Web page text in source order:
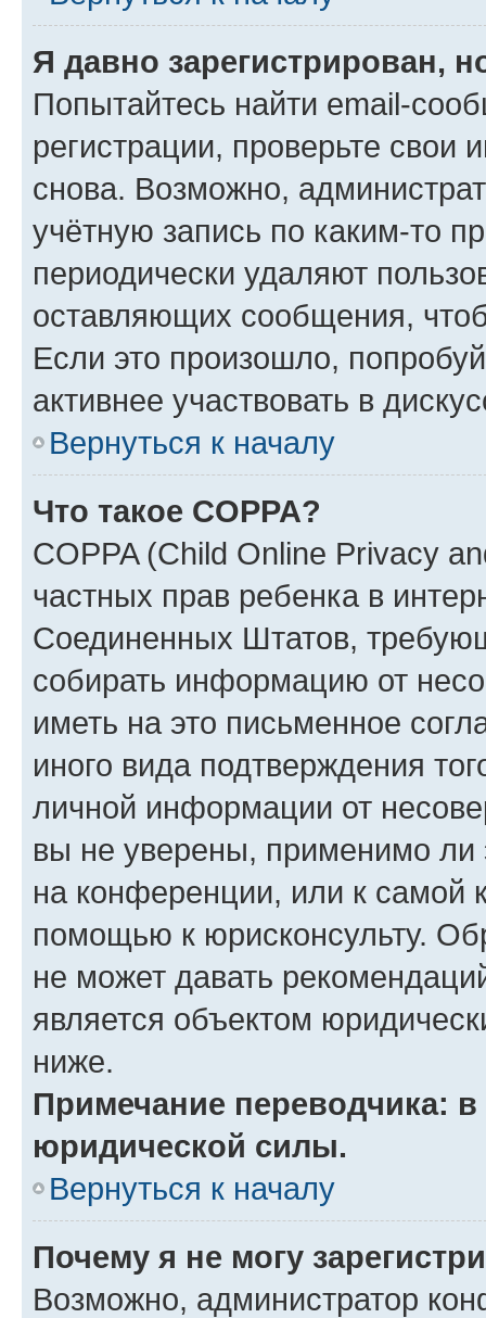
Я давно зарегистрирован,
Попытайтесь найти email-
регистрации, проверьте свои
снова. Возможно,
учётную запись по каким-то
периодически удаляют
оставляющих сообщения,
Если это произошло,
активнее участвовать в
Вернуться к началу
Что такое COPPA?
COPPA (Child Online Privacy
частных прав ребенка в
Соединенных Штатов,
собирать информацию от
иметь на это письменное
иного вида подтверждения
личной информации от
вы не уверены, применимо ли
на конференции, или к самой
помощью к юрисконсульту.
не может давать
является объектом
ниже.
Примечание переводчика:
юридической силы.
Вернуться к началу
Почему я не могу
Возможно, администратор